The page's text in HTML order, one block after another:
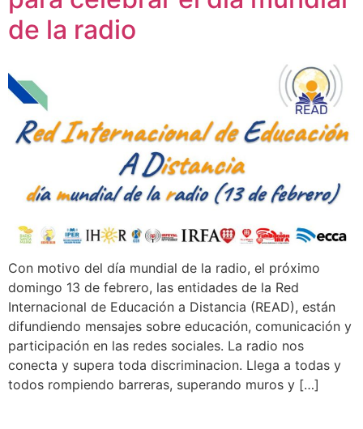
de la radio
Con motivo del día mundial de la radio, el próximo
domingo 13 de febrero, las entidades de la Red
Internacional de Educación a Distancia (READ), están
difundiendo mensajes sobre educación, comunicación y
participación en las redes sociales. La radio nos
conecta y supera toda discriminacion. Llega a todas y
todos rompiendo barreras, superando muros y […]